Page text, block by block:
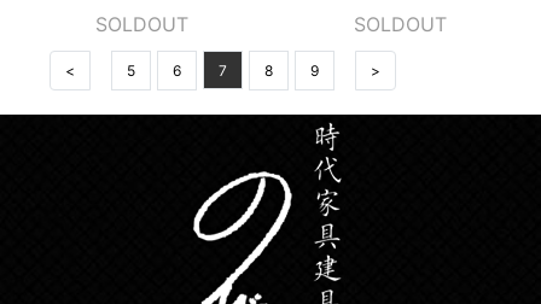
SOLDOUT SOLDOUT
< 5 6 7 8 9 >